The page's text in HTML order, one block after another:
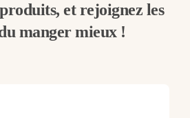
et rejoignez les
manger mieux !